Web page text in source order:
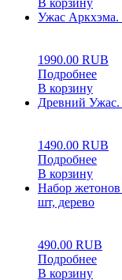
В корзину
Ужас Аркхэма.
1990.00 RUB
Подробнее
В корзину
Древний
1490.00 RUB
Подробнее
В корзину
Набор
шт, дерево
490.00 RUB
Подробнее
В корзину